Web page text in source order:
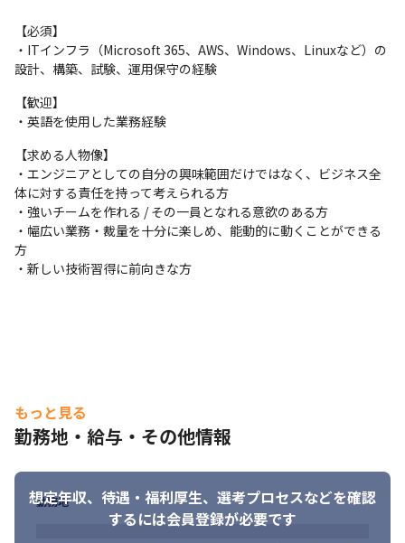
モートの案件をアサインします。働き方を優先するか、キャリア
構築を考慮した案件を選ぶか。どの現場を選ぶかは、エンジニア
次第です。
小さなスタートアップですが、それを不安と感じるよりも「チャ
ンス」と捉えられるエンジニアにピッタリな会社です。スキルを
切り売りするのではなく、スキルアップを会社の成長につなげ、
会社でのポジションを築くことで自身に還元する。そんなキャリ
アプランを、DRモビリティーズで実現してください！
【必須】
・ITインフラ（Microsoft 365、AWS、Windows、Linuxなど）の
設計、構築、試験、運用保守の経験
【歓迎】
・英語を使用した業務経験
【求める人物像】
・エンジニアとしての自分の興味範囲だけではなく、ビジネス全
体に対する責任を持って考えられる方
・強いチームを作れる / その一員となれる意欲のある方
・幅広い業務・裁量を十分に楽しめ、能動的に動くことができる
方
・新しい技術習得に前向きな方
もっと見る
勤務地・給与・その他情報
想定年収、待遇・福利厚生、 選考プロセスなどを確認
するには会員登録が必要です
勤務地